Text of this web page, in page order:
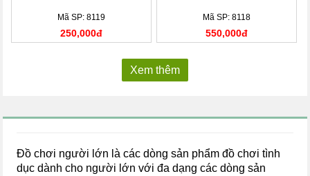
Mã SP: 8119
250,000đ
Mã SP: 8118
550,000đ
Xem thêm
Đồ chơi người lớn là các dòng sản phẩm đồ chơi tình
dục dành cho người lớn với đa dạng các dòng sản